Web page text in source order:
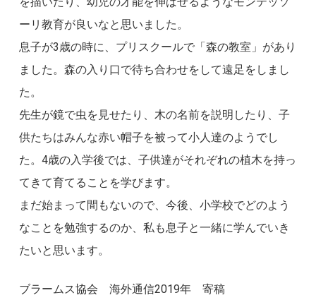
ーリ教育が良いなと思いました。
息子が3歳の時に、プリスクールで「森の教室」があり
ました。森の入り口で待ち合わせをして遠足をしまし
た。
先生が鏡で虫を見せたり、木の名前を説明したり、子
供たちはみんな赤い帽子を被って小人達のようでし
た。4歳の入学後では、子供達がそれぞれの植木を持っ
てきて育てることを学びます。
まだ始まって間もないので、今後、小学校でどのよう
なことを勉強するのか、私も息子と一緒に学んでいき
たいと思います。
ブラームス協会 海外通信2019年 寄稿